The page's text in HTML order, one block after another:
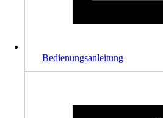
Bedienungsanleitung